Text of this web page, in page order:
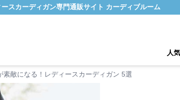
ースカーディガン専門通販サイト カーディブルーム
人
素敵になる！レディースカーディガン 5選